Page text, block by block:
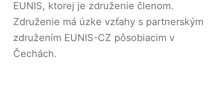
EUNIS, ktorej je združenie členom.
Združenie má úzke vzťahy s partnerským
združením EUNIS-CZ pôsobiacim v
Čechách.